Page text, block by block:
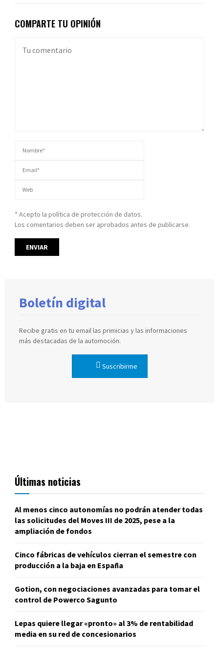
COMPARTE TU OPINIÓN
* Acepto la política de protección de datos.
Los comentarios deben ser aprobados antes de publicarse.
Boletín digital
Recibe gratis en tu email las primicias y las informaciones
más destacadas de la automoción.
Suscribirme
Últimas noticias
Al menos cinco autonomías no podrán atender todas
las solicitudes del Moves III de 2025, pese a la
ampliación de fondos
Cinco fábricas de vehículos cierran el semestre con
producción a la baja en España
Gotion, con negociaciones avanzadas para tomar el
control de Powerco Sagunto
Lepas quiere llegar «pronto» al 3% de rentabilidad
media en su red de concesionarios